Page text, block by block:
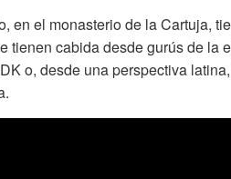
en el monasterio de la Cartuja,
tienen cabida desde gurús de la
o, desde una perspectiva